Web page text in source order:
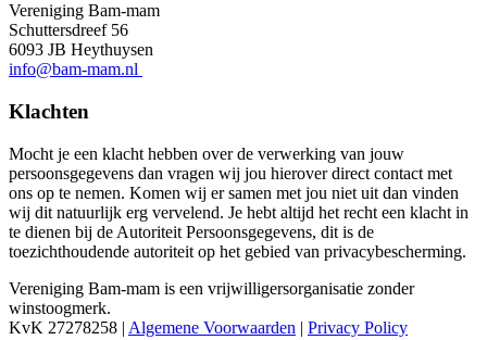
Vereniging Bam-mam
Schuttersdreef 56
6093 JB Heythuysen
info@bam-mam.nl
Klachten
Mocht je een klacht hebben over de verwerking van jouw
persoonsgegevens dan vragen wij jou hierover direct contact met
ons op te nemen. Komen wij er samen met jou niet uit dan vinden
wij dit natuurlijk erg vervelend. Je hebt altijd het recht een klacht in
te dienen bij de Autoriteit Persoonsgegevens, dit is de
toezichthoudende autoriteit op het gebied van privacybescherming.
Vereniging Bam-mam is een vrijwilligersorganisatie zonder
winstoogmerk.
KvK 27278258 | Algemene Voorwaarden | Privacy Policy